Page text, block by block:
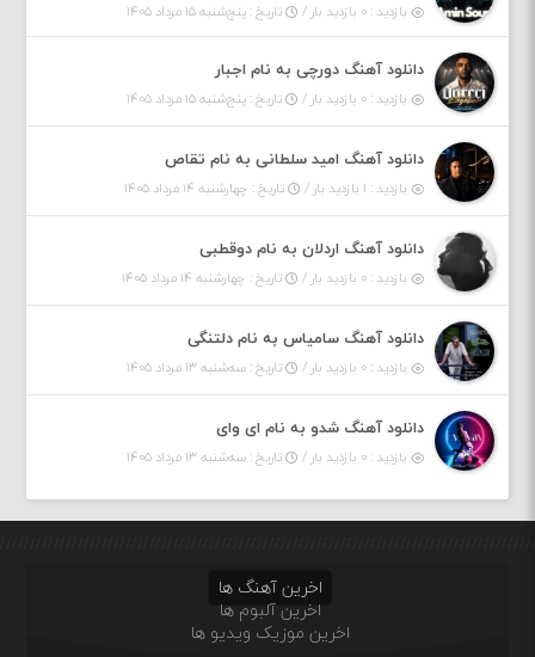
بازدید : ۰ بازدید بار / تاریخ : پنج‌شنبه ۱۵ مرداد ۱۴۰۵
دانلود آهنگ دورچی به نام اجبار
بازدید : ۰ بازدید بار / تاریخ : پنج‌شنبه ۱۵ مرداد ۱۴۰۵
دانلود آهنگ امید سلطانی به نام تقاص
بازدید : ۱ بازدید بار / تاریخ : چهارشنبه ۱۴ مرداد ۱۴۰۵
دانلود آهنگ اردلان به نام دوقطبی
بازدید : ۰ بازدید بار / تاریخ : چهارشنبه ۱۴ مرداد ۱۴۰۵
دانلود آهنگ سامیاس به نام دلتنگی
بازدید : ۰ بازدید بار / تاریخ : سه‌شنبه ۱۳ مرداد ۱۴۰۵
دانلود آهنگ شدو به نام ای وای
بازدید : ۰ بازدید بار / تاریخ : سه‌شنبه ۱۳ مرداد ۱۴۰۵
اخرین آهنگ ها
اخرین آلبوم ها
اخرین موزیک ویدیو ها